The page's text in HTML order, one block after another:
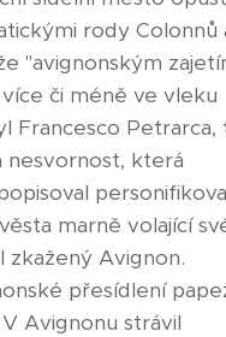
rody Colonnů
"avignonským
či méně ve vleku
Francesco Petrarca,
nesvornost, která
marně volající
zkažený Avignon.
přesídlení
Avignonu strávil